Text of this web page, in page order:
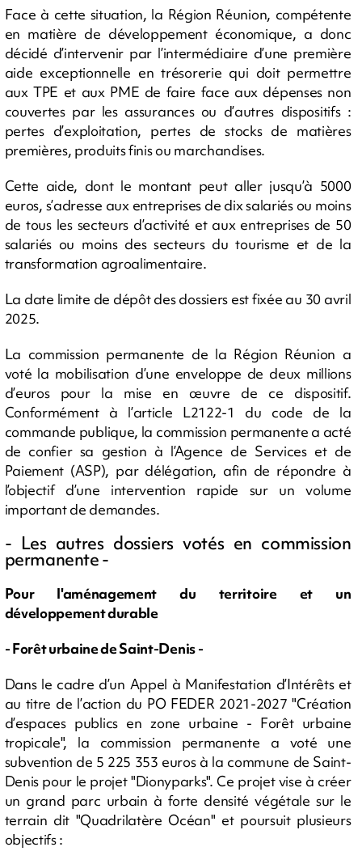
Face à cette situation, la Région Réunion, compétente
en matière de développement économique, a donc
décidé d’intervenir par l’intermédiaire d’une première
aide exceptionnelle en trésorerie qui doit permettre
aux TPE et aux PME de faire face aux dépenses non
couvertes par les assurances ou d’autres dispositifs :
pertes d’exploitation, pertes de stocks de matières
premières, produits finis ou marchandises.
Cette aide, dont le montant peut aller jusqu’à 5000
euros, s’adresse aux entreprises de dix salariés ou moins
de tous les secteurs d’activité et aux entreprises de 50
salariés ou moins des secteurs du tourisme et de la
transformation agroalimentaire.
La date limite de dépôt des dossiers est fixée au 30 avril
2025.
La commission permanente de la Région Réunion a
voté la mobilisation d’une enveloppe de deux millions
d’euros pour la mise en œuvre de ce dispositif.
Conformément à l’article L2122-1 du code de la
commande publique, la commission permanente a acté
de confier sa gestion à l’Agence de Services et de
Paiement (ASP), par délégation, afin de répondre à
l’objectif d’une intervention rapide sur un volume
important de demandes.
- Les autres dossiers votés en commission
permanente -
Pour l'aménagement du territoire et un
développement durable
- Forêt urbaine de Saint-Denis -
Dans le cadre d’un Appel à Manifestation d’Intérêts et
au titre de l’action du PO FEDER 2021-2027 "Création
d’espaces publics en zone urbaine - Forêt urbaine
tropicale", la commission permanente a voté une
subvention de 5 225 353 euros à la commune de Saint-
Denis pour le projet "Dionyparks". Ce projet vise à créer
un grand parc urbain à forte densité végétale sur le
terrain dit "Quadrilatère Océan" et poursuit plusieurs
objectifs :